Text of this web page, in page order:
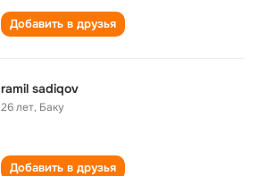
Добавить в друзья
ramil sadiqov
26 лет, Баку
Добавить в друзья